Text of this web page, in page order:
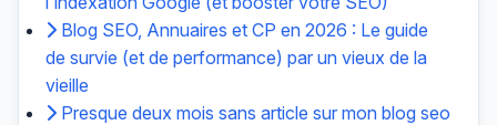
Blog SEO, Annuaires et CP en 2026 : Le guide
de survie (et de performance) par un vieux de la
vieille
Presque deux mois sans article sur mon blog seo